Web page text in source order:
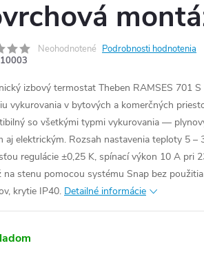
Neohodnotené Podrobnosti hodnotenia
izbový termostat Theben RAMSES 701 S
vykurovania v bytových a komerčných
so všetkými typmi vykurovania —
aj elektrickým. Rozsah nastavenia teploty 5 –
regulácie ±0,25 K, spínací výkon 10 A pri
na stenu pomocou systému Snap bez použitia
krytie IP40. Detailné informácie